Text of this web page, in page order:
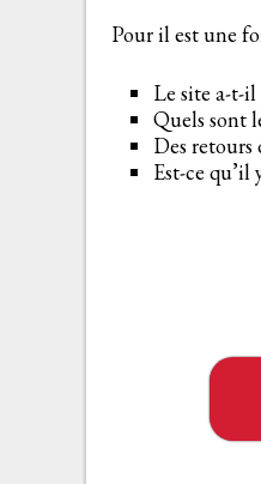
Pour il est une
Le site a-t-
Quels sont
Des retours
Est-ce